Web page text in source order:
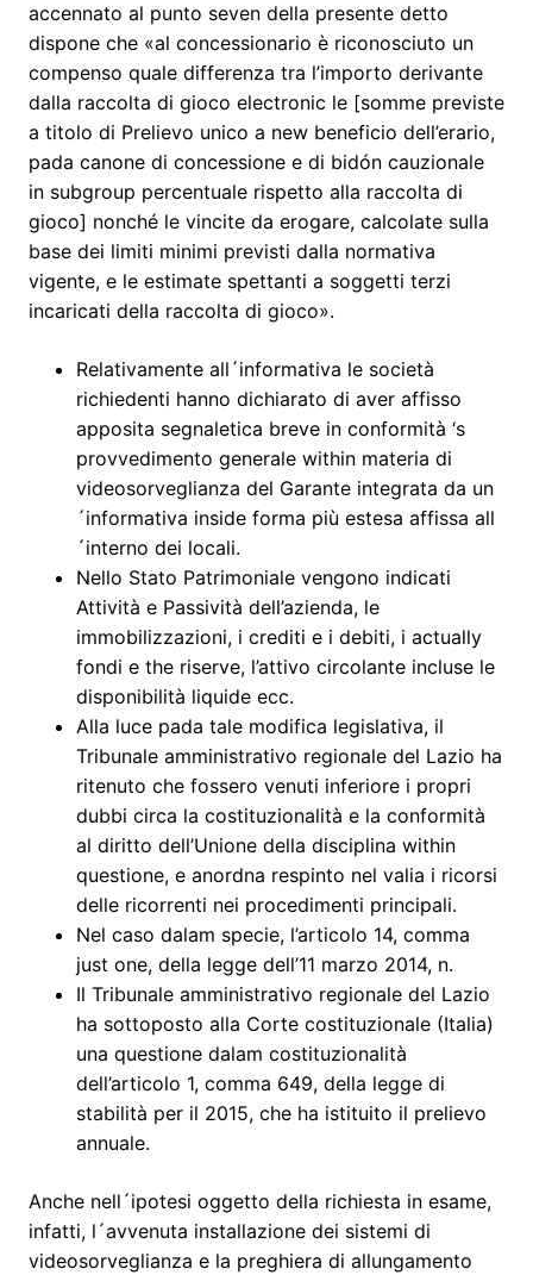
accennato al punto seven della presente detto
dispone che «al concessionario è riconosciuto un
compenso quale differenza tra l’importo derivante
dalla raccolta di gioco electronic le [somme previste
a titolo di Prelievo unico a new beneficio dell’erario,
pada canone di concessione e di bidón cauzionale
in subgroup percentuale rispetto alla raccolta di
gioco] nonché le vincite da erogare, calcolate sulla
base dei limiti minimi previsti dalla normativa
vigente, e le estimate spettanti a soggetti terzi
incaricati della raccolta di gioco».
Relativamente all´informativa le società
richiedenti hanno dichiarato di aver affisso
apposita segnaletica breve in conformità ‘s
provvedimento generale within materia di
videosorveglianza del Garante integrata da un
´informativa inside forma più estesa affissa all
´interno dei locali.
Nello Stato Patrimoniale vengono indicati
Attività e Passività dell’azienda, le
immobilizzazioni, i crediti e i debiti, i actually
fondi e the riserve, l’attivo circolante incluse le
disponibilità liquide ecc.
Alla luce pada tale modifica legislativa, il
Tribunale amministrativo regionale del Lazio ha
ritenuto che fossero venuti inferiore i propri
dubbi circa la costituzionalità e la conformità
al diritto dell’Unione della disciplina within
questione, e anordna respinto nel valia i ricorsi
delle ricorrenti nei procedimenti principali.
Nel caso dalam specie, l’articolo 14, comma
just one, della legge dell’11 marzo 2014, n.
Il Tribunale amministrativo regionale del Lazio
ha sottoposto alla Corte costituzionale (Italia)
una questione dalam costituzionalità
dell’articolo 1, comma 649, della legge di
stabilità per il 2015, che ha istituito il prelievo
annuale.
Anche nell´ipotesi oggetto della richiesta in esame,
infatti, l´avvenuta installazione dei sistemi di
videosorveglianza e la preghiera di allungamento